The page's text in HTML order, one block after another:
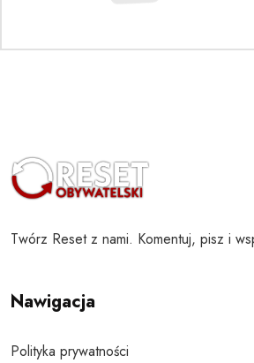
Twórz Reset z nami. Komentuj, pisz i
Nawigacja
Polityka prywatności